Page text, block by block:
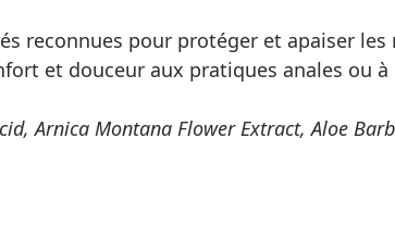
reconnues pour protéger et apaiser les
et douceur aux pratiques anales ou à
Arnica Montana Flower Extract, Aloe